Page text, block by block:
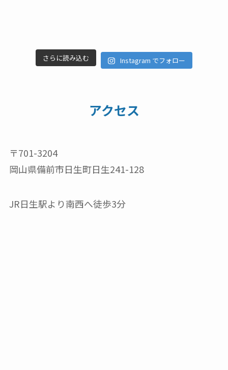
さらに読み込む Instagram でフォロー
アクセス
〒701-3204
岡山県備前市日生町日生241-128
JR日生駅より南西へ徒歩3分